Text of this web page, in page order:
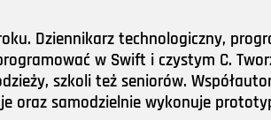
Dziennikarz technologiczny,
w Swift i czystym C.
szkoli też seniorów.
oraz samodzielnie wykonuje